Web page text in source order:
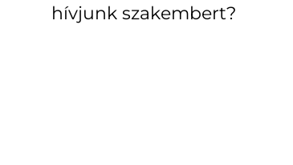
hívjunk szakembert?